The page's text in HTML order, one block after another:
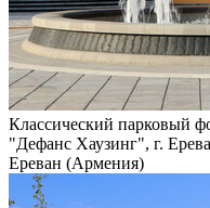
Классический парковый
"Дефанс Хаузинг", г.
Ереван (Армения)